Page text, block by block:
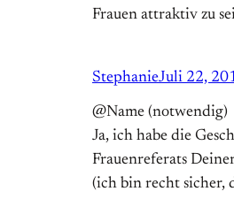
Frauen attraktiv zu
StephanieJuli 22,
@Name (notwendig)
Ja, ich habe die
Frauenreferats
(ich bin recht sicher,